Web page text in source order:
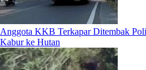
Anggota KKB Terkapar Ditembak
Kabur ke Hutan